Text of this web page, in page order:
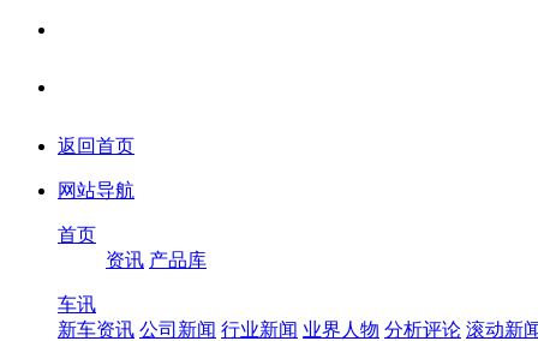
返回首页
网站导航
首页
资讯 产品库
车讯
新车资讯 公司新闻 行业新闻 业界人物 分析评论 滚动新